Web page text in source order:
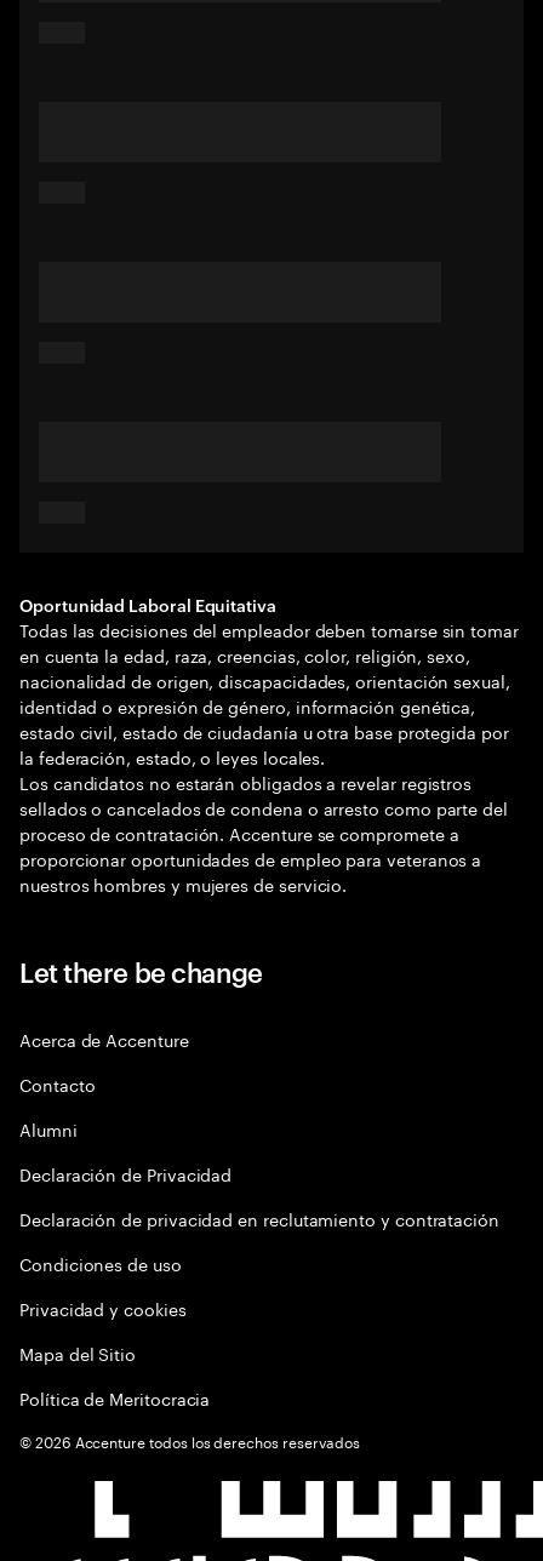
Oportunidad Laboral Equitativa
Todas las decisiones del empleador deben tomarse sin tomar
en cuenta la edad, raza, creencias, color, religión, sexo,
nacionalidad de origen, discapacidades, orientación sexual,
identidad o expresión de género, información genética,
estado civil, estado de ciudadanía u otra base protegida por
la federación, estado, o leyes locales.
Los candidatos no estarán obligados a revelar registros
sellados o cancelados de condena o arresto como parte del
proceso de contratación. Accenture se compromete a
proporcionar oportunidades de empleo para veteranos a
nuestros hombres y mujeres de servicio.
Let there be change
Acerca de Accenture
Contacto
Alumni
Declaración de Privacidad
Declaración de privacidad en reclutamiento y contratación
Condiciones de uso
Privacidad y cookies
Mapa del Sitio
Política de Meritocracia
©2026 Accenture todos los derechos reservados